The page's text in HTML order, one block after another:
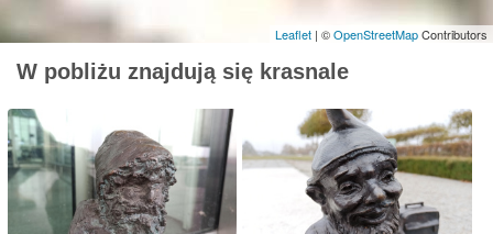
Leaflet | ©OpenStreetMapContributors
W pobliżu znajdują się krasnale